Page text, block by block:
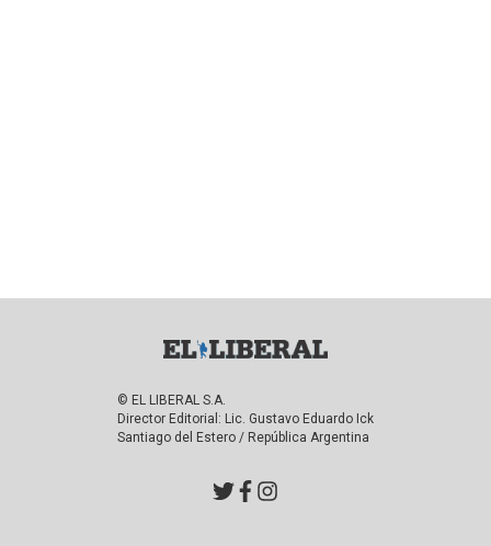
© EL LIBERAL S.A.
Director Editorial: Lic. Gustavo Eduardo Ick
Santiago del Estero / República Argentina